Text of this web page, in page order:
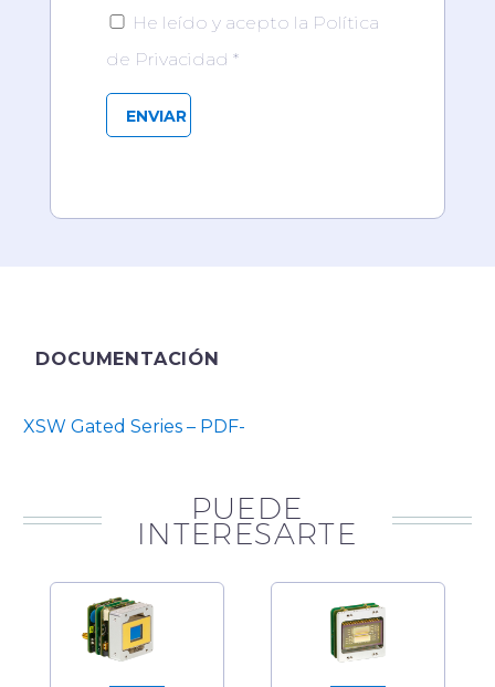
He leído y acepto la Política
de Privacidad *
DOCUMENTACIÓN
XSW Gated Series – PDF-
PUEDE
INTERESARTE